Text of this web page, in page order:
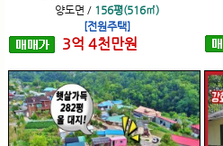
양도면 / 156평(516㎡)
[전원주택]
3억 4천만원